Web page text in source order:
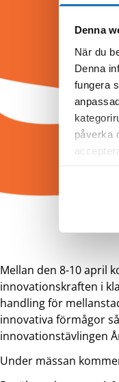
Denna
När du
Denna
fungera
påverka
Mellan den 8-10 april
innovationskraften i
handling för
innovativa förmågor
innovationstävlingen
Under mässan